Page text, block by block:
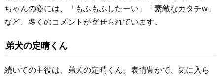
ちゃんの姿には、「もふもふしたーい」「素敵なカタチw」
など、多くのコメントが寄せられています。
弟犬の定晴くん
続いての主役は、弟犬の定晴くん。表情豊かで、気に入ら